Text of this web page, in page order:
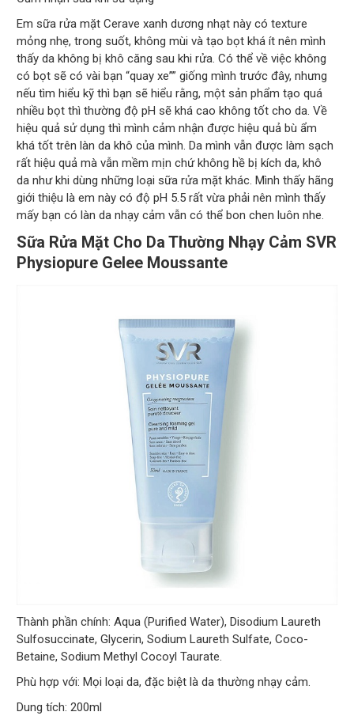
Em sữa rửa mặt Cerave xanh dương nhạt này có texture
mỏng nhẹ, trong suốt, không mùi và tạo bọt khá ít nên mình
thấy da không bị khô căng sau khi rửa. Có thể về việc không
có bọt sẽ có vài bạn “quay xe”” giống mình trước đây, nhưng
nếu tìm hiểu kỹ thì bạn sẽ hiểu rằng, một sản phẩm tạo quá
nhiều bọt thì thường độ pH sẽ khá cao không tốt cho da. Về
hiệu quả sử dụng thì mình cảm nhận được hiệu quả bù ẩm
khá tốt trên làn da khô của mình. Da mình vẫn được làm sạch
rất hiệu quả mà vẫn mềm mịn chứ không hề bị kích da, khô
da như khi dùng những loại sữa rửa mặt khác. Mình thấy hãng
giới thiệu là em này có độ pH 5.5 rất vừa phải nên mình thấy
mấy bạn có làn da nhạy cảm vẫn có thể bon chen luôn nhe.
Sữa Rửa Mặt Cho Da Thường Nhạy Cảm SVR
Physiopure Gelee Moussante
Thành phần chính: Aqua (Purified Water), Disodium Laureth
Sulfosuccinate, Glycerin, Sodium Laureth Sulfate, Coco-
Betaine, Sodium Methyl Cocoyl Taurate.
Phù hợp với: Mọi loại da, đặc biệt là da thường nhạy cảm.
Dung tích: 200ml